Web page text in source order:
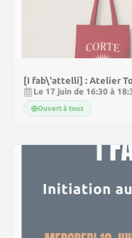
[I fab\'attelli] : Atelier
Le 17 juin de 16:30 à
Ouvert à tous